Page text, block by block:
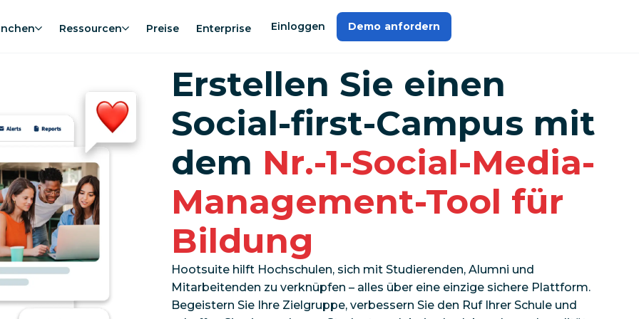
Ressourcen Preise Enterprise Einloggen Demo anfordern
Erstellen Sie einen
Social-first-Campus mit
dem Nr.-1-Social-Media-
Management-Tool für
Bildung
Hootsuite hilft Hochschulen, sich mit Studierenden, Alumni und
Mitarbeitenden zu verknüpfen – alles über eine einzige sichere Plattform.
Begeistern Sie Ihre Zielgruppe, verbessern Sie den Ruf Ihrer Schule und